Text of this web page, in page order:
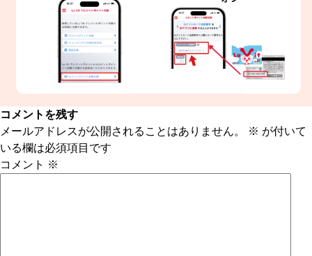
コメントを残す
メールアドレスが公開されることはありません。
※ が付いて
いる欄は必須項目です
コメント ※